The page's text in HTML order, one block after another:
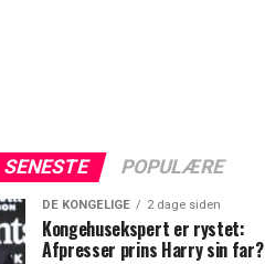
SENESTE POPULÆRE
DE KONGELIGE 2 dage siden
Kongehusekspert er rystet:
Afpresser prins Harry sin far?